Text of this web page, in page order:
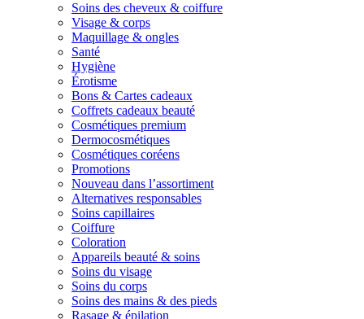
Soins des cheveux & coiffure
Visage & corps
Maquillage & ongles
Santé
Hygiène
Érotisme
Bons & Cartes cadeaux
Coffrets cadeaux beauté
Cosmétiques premium
Dermocosmétiques
Cosmétiques coréens
Promotions
Nouveau dans l’assortiment
Alternatives responsables
Soins capillaires
Coiffure
Coloration
Appareils beauté & soins
Soins du visage
Soins du corps
Soins des mains & des pieds
Rasage & épilation